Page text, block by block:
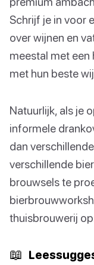
Schrijf je in voor
over wijnen en
meestal met
met hun beste
Natuurlijk, als je
informele
dan
verschillende
brouwsels te
thuisbrouwerij
📖